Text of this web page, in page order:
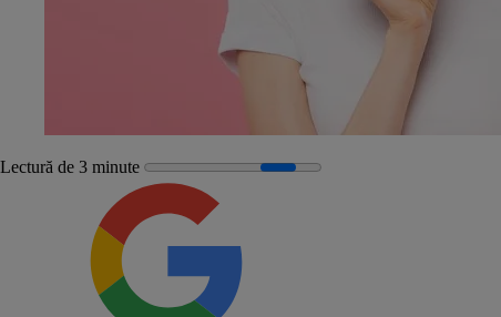
Lectură de 3 minute